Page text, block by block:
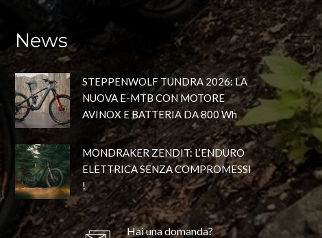
News
STEPPENWOLF TUNDRA 2026: LA
NUOVA E-MTB CON MOTORE
AVINOX E BATTERIA DA 800 Wh
MONDRAKER ZENDIT: L’ENDURO
ELETTRICA SENZA COMPROMESSI
!
Hai una domanda?